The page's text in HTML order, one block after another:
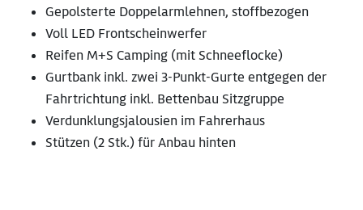
Gepolsterte Doppelarmlehnen, stoffbezogen
Voll LED Frontscheinwerfer
Reifen M+S Camping (mit Schneeflocke)
Gurtbank inkl. zwei 3-Punkt-Gurte entgegen der
Fahrtrichtung inkl. Bettenbau Sitzgruppe
Verdunklungsjalousien im Fahrerhaus
Stützen (2 Stk.) für Anbau hinten